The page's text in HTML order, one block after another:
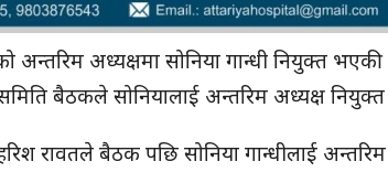
अन्तरिम अध्यक्षमा सोनिया गान्धी नियुक्त
बैठकले सोनियालाई अन्तरिम अध्यक्ष नियुक्त
रावतले बैठक पछि सोनिया गान्धीलाई